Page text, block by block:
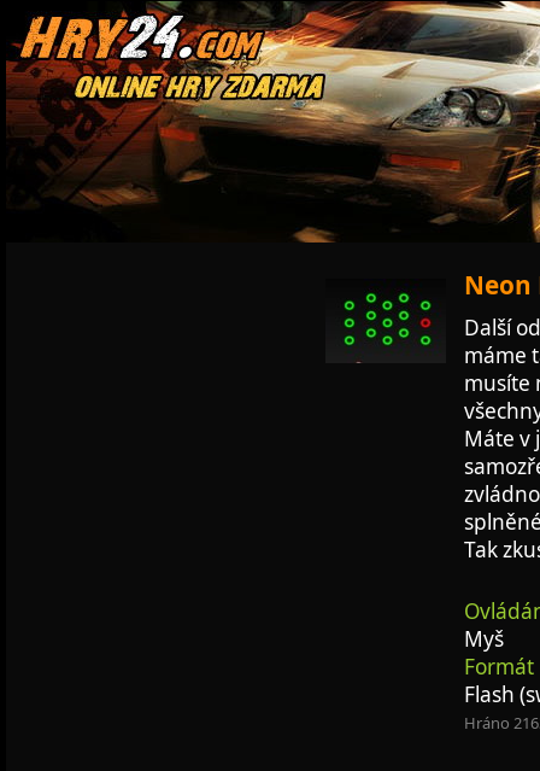
Neon
Další
máme
musíte
Máte v
Tak
Myš
Flash
Hráno